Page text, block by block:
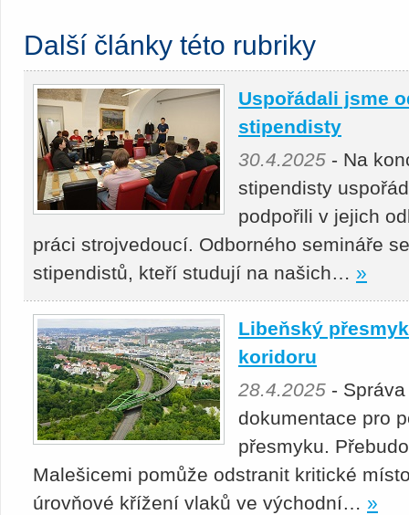
Další články této rubriky
Uspořádali jsme
stipendisty
30.4.2025 - Na
stipendisty
podpořili v jejich
práci strojvedoucí. Odborného semináře
stipendistů, kteří studují na našich… »
Libeňský
koridoru
28.4.2025 -
dokumentace pro
přesmyku.
Malešicemi pomůže odstranit kritické
úrovňové křížení vlaků ve východní… »